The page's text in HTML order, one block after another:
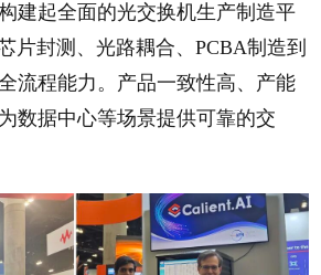
建起全面的光交换机生产制造平
片封测、光路耦合、PCBA制造到
流程能力。产品一致性高、产能
数据中心等场景提供可靠的交